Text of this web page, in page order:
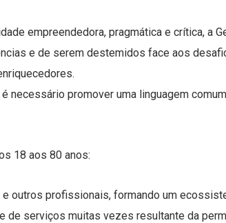
empreendedora, pragmática e crítica, a
e de serem destemidos face aos
necessário promover uma linguagem
18 aos 80 anos:
outros profissionais, formando um
de serviços muitas vezes resultante da